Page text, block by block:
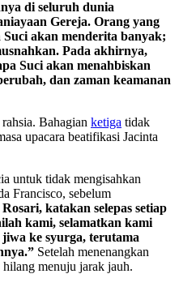
di seluruh dunia
Gereja. Orang yang
akan menderita banyak;
Pada akhirnya,
Suci akan menahbiskan
dan zaman keamanan
Bahagian ketiga tidak
upacara beatifikasi Jacinta
untuk tidak mengisahkan
Francisco, sebelum
katakan selepas setiap
kami, selamatkan kami
ke syurga, terutama
Setelah menenangkan
menuju jarak jauh.